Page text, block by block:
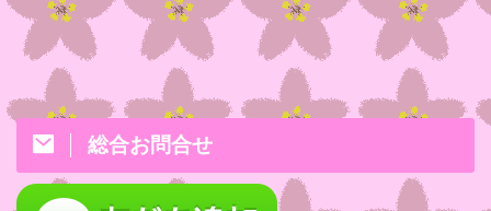
総合お問合せ